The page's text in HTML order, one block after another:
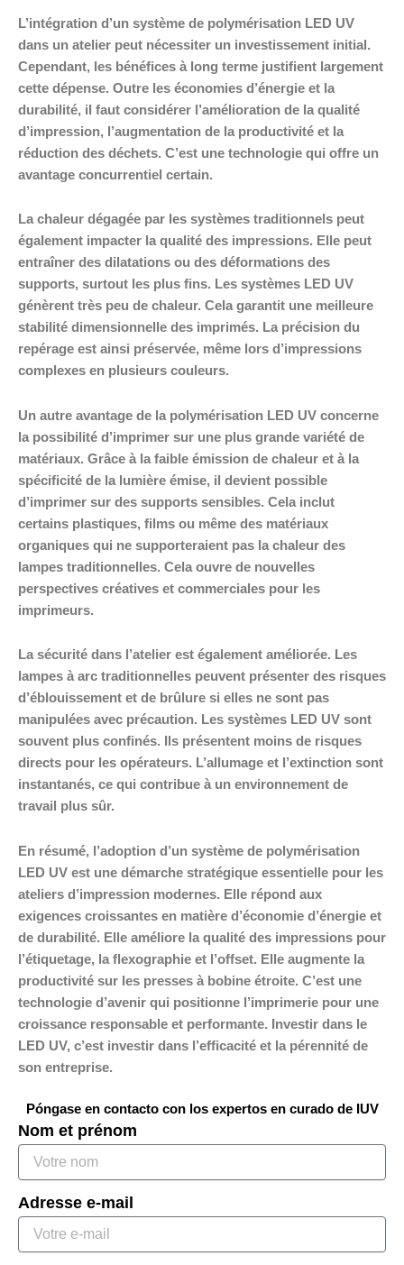
L’intégration d’un système de polymérisation LED UV
dans un atelier peut nécessiter un investissement initial.
Cependant, les bénéfices à long terme justifient largement
cette dépense. Outre les économies d’énergie et la
durabilité, il faut considérer l’amélioration de la qualité
d’impression, l’augmentation de la productivité et la
réduction des déchets. C’est une technologie qui offre un
avantage concurrentiel certain.
La chaleur dégagée par les systèmes traditionnels peut
également impacter la qualité des impressions. Elle peut
entraîner des dilatations ou des déformations des
supports, surtout les plus fins. Les systèmes LED UV
génèrent très peu de chaleur. Cela garantit une meilleure
stabilité dimensionnelle des imprimés. La précision du
repérage est ainsi préservée, même lors d’impressions
complexes en plusieurs couleurs.
Un autre avantage de la polymérisation LED UV concerne
la possibilité d’imprimer sur une plus grande variété de
matériaux. Grâce à la faible émission de chaleur et à la
spécificité de la lumière émise, il devient possible
d’imprimer sur des supports sensibles. Cela inclut
certains plastiques, films ou même des matériaux
organiques qui ne supporteraient pas la chaleur des
lampes traditionnelles. Cela ouvre de nouvelles
perspectives créatives et commerciales pour les
imprimeurs.
La sécurité dans l’atelier est également améliorée. Les
lampes à arc traditionnelles peuvent présenter des risques
d’éblouissement et de brûlure si elles ne sont pas
manipulées avec précaution. Les systèmes LED UV sont
souvent plus confinés. Ils présentent moins de risques
directs pour les opérateurs. L’allumage et l’extinction sont
instantanés, ce qui contribue à un environnement de
travail plus sûr.
En résumé, l’adoption d’un système de polymérisation
LED UV est une démarche stratégique essentielle pour les
ateliers d’impression modernes. Elle répond aux
exigences croissantes en matière d’économie d’énergie et
de durabilité. Elle améliore la qualité des impressions pour
l’étiquetage, la flexographie et l’offset. Elle augmente la
productivité sur les presses à bobine étroite. C’est une
technologie d’avenir qui positionne l’imprimerie pour une
croissance responsable et performante. Investir dans le
LED UV, c’est investir dans l’efficacité et la pérennité de
son entreprise.
Póngase en contacto con los expertos en curado de IUV
Nom et prénom
Adresse e-mail